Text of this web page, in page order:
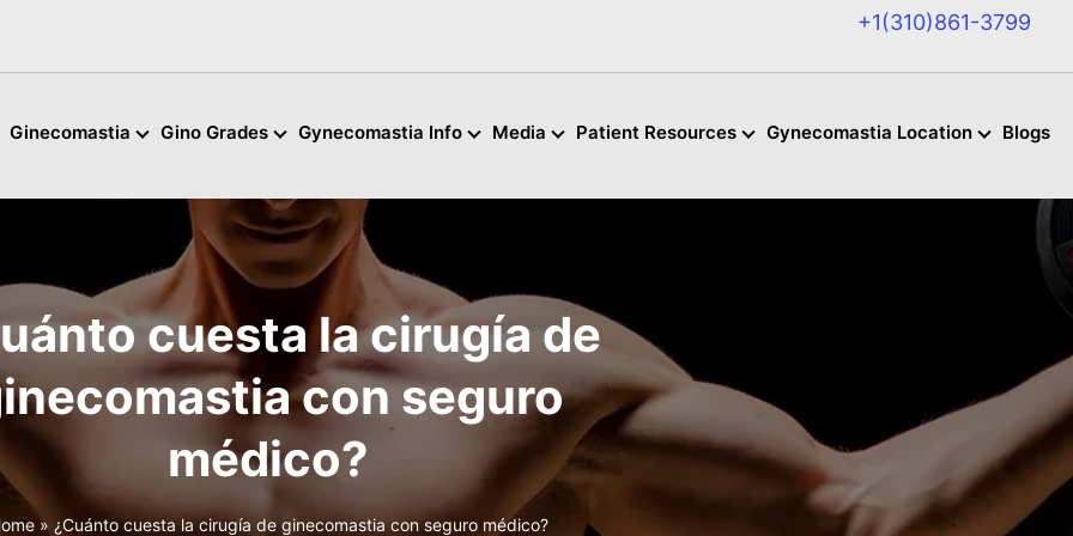
+1(310)861-3799
Ginecomastia Gino Grades Gynecomastia Info Media Patient Resources Gynecomastia Location
Blogs
cuesta la cirugía de
con seguro
médico?
» ¿Cuánto cuesta la cirugía de ginecomastia con seguro médico?